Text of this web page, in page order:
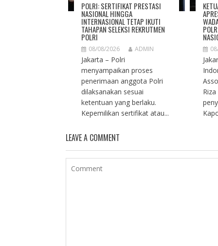
POLRI: SERTIFIKAT PRESTASI
NASIONAL HINGGA
INTERNASIONAL TETAP IKUTI
TAHAPAN SELEKSI REKRUTMEN
POLRI
08/08/2026 ADMIN
Jakarta – Polri
menyampaikan proses
penerimaan anggota Polri
dilaksanakan sesuai
ketentuan yang berlaku.
Kepemilikan sertifikat atau...
LEAVE A COMMENT